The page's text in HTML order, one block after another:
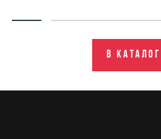
В каталог